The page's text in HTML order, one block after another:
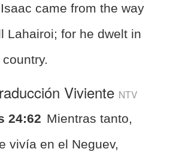
came from the way
Lahairoi; for he dwelt in
Viviente NTV
24:62 Mientras tanto,
vivía en el Neguev,